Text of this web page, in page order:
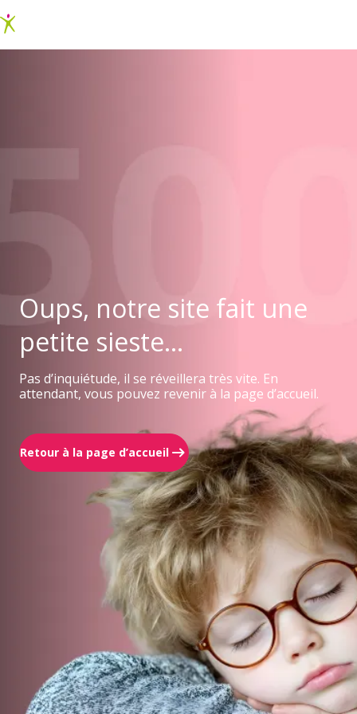
Oups, notre site fait une
petite sieste...
Pas d’inquiétude, il se réveillera très vite. En
attendant, vous pouvez revenir à la page d’accueil.
Retour à la page d’accueil